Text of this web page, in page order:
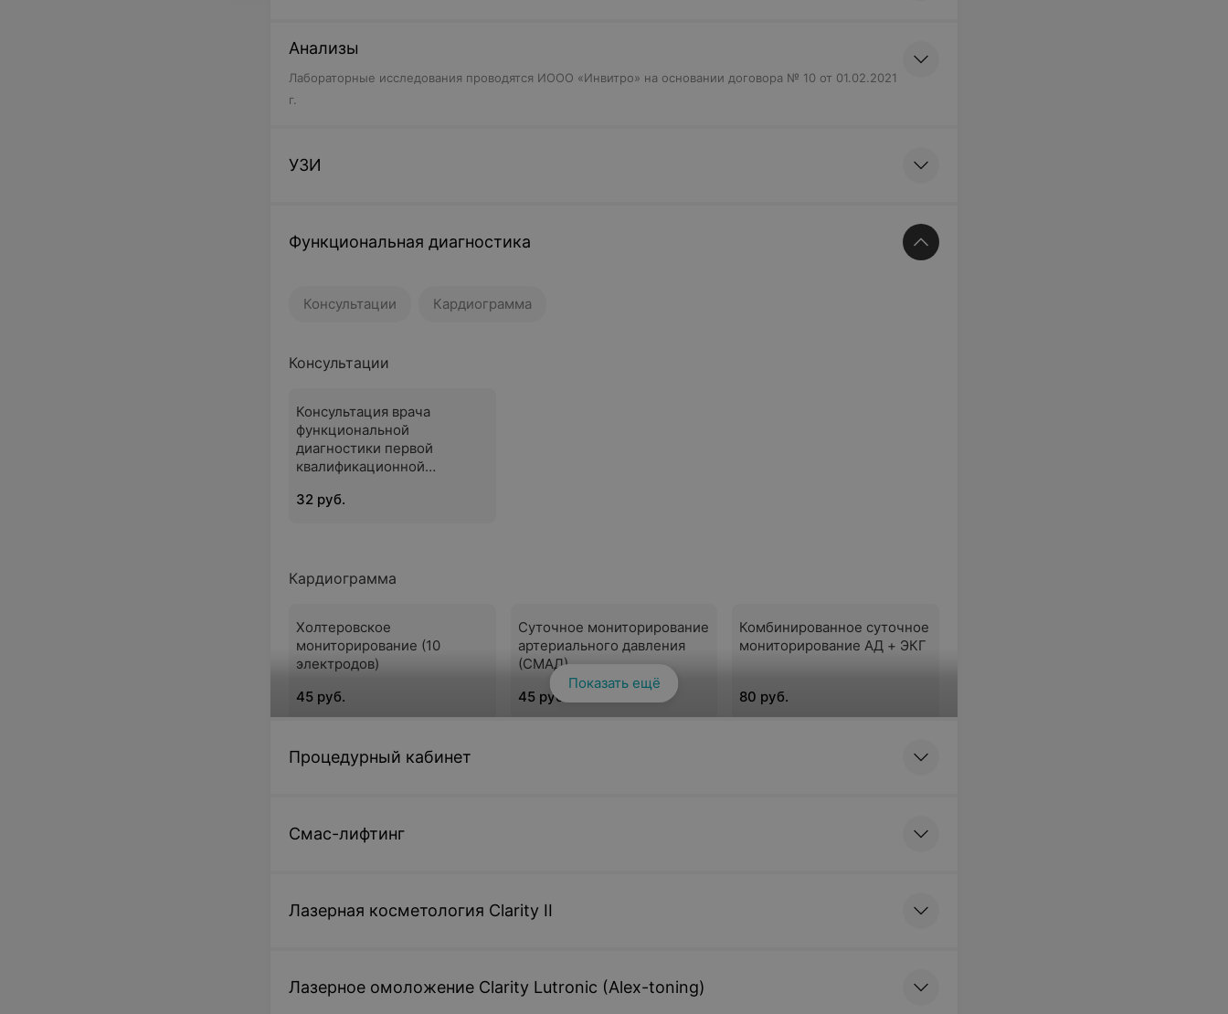
Анализы
Лабораторные исследования проводятся ИООО «Инвитро» на основании договора № 10 от 01.02.2021
г.
УЗИ
Функциональная диагностика
Консультации Кардиограмма
Консультации
Консультация врача
функциональной
диагностики первой
квалификационной
32 руб.
Кардиограмма
Холтеровское
мониторирование (10
электродов)
45 руб.
Суточное мониторирование
артериального давления
(СМАД)
45 руб.
Комбинированное суточное
мониторирование АД + ЭКГ
80 руб.
Электрокардиограмма с
13 руб.
Показать ещё
Процедурный кабинет
Смас-лифтинг
Лазерная косметология Clarity II
Лазерное омоложение Clarity Lutronic (Alex-toning)